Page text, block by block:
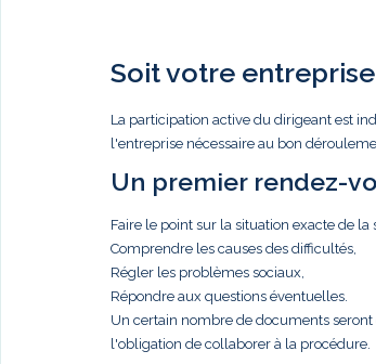
Soit votre
La participation active du dirigeant est
l'entreprise nécessaire au bon
Un premier rendez-
Faire le point sur la situation exacte de la
Comprendre les causes des difficultés,
Régler les problèmes sociaux,
Répondre aux questions éventuelles.
Un certain nombre de documents
l'obligation de collaborer à la procédure.